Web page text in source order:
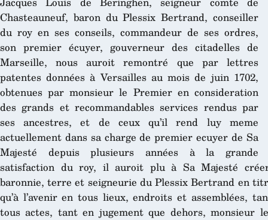
Chasteauneuf, baron du Plessix Bertrand, conseiller
du roy en ses conseils, commandeur de ses ordres,
son premier écuyer, gouverneur des citadelles de
Marseille, nous auroit remontré que par lettres
patentes données à Versailles au mois de juin 1702,
obtenues par monsieur le Premier en consideration
des grands et recommandables services rendus par
ses ancestres, et de ceux qu’il rend luy meme
actuellement dans sa charge de premier ecuyer de Sa
Majesté depuis plusieurs années à la grande
satisfaction du roy, il auroit plu à Sa Majesté
baronnie, terre et seigneurie du Plessix Bertrand en
qu’à l’avenir en tous lieux, endroits et assemblées,
tous actes, tant en jugement que dehors, monsieur